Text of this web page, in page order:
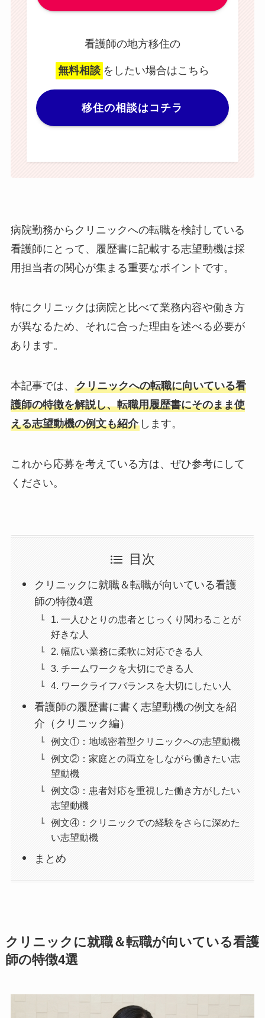
看護師の地方移住の
無料相談 をしたい場合はこちら
移住の相談はコチラ
病院勤務からクリニックへの転職を検討している
看護師にとって、履歴書に記載する志望動機は採
用担当者の関心が集まる重要なポイントです。
特にクリニックは病院と比べて業務内容や働き方
が異なるため、それに合った理由を述べる必要が
あります。
本記事では、 クリニックへの転職に向いている看
護師の特徴を解説し、転職用履歴書にそのまま使
える志望動機の例文も紹介します。
これから応募を考えている方は、ぜひ参考にして
ください。
目次
クリニックに就職＆転職が向いている看護
師の特徴4選
1. 一人ひとりの患者とじっくり関わることが
好きな人
2. 幅広い業務に柔軟に対応できる人
3. チームワークを大切にできる人
4. ワークライフバランスを大切にしたい人
看護師の履歴書に書く志望動機の例文を紹
介（クリニック編）
例文①：地域密着型クリニックへの志望動機
例文②：家庭との両立をしながら働きたい志
望動機
例文③：患者対応を重視した働き方がしたい
志望動機
例文④：クリニックでの経験をさらに深めた
い志望動機
まとめ
クリニックに就職＆転職が向いている看護
師の特徴4選